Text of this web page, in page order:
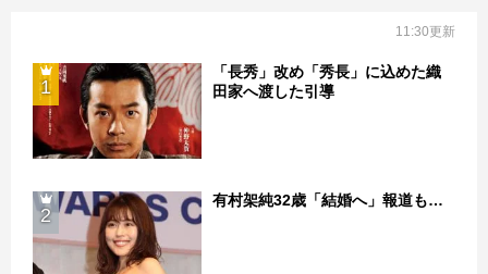
11:30更新
1
「長秀」改め「秀長」に込めた織
田家へ渡した引導
2
有村架純32歳「結婚へ」報道も…